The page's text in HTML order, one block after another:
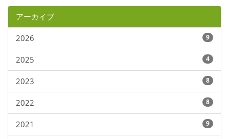
アーカイブ
2026 9
2025 4
2023 8
2022 8
2021 9